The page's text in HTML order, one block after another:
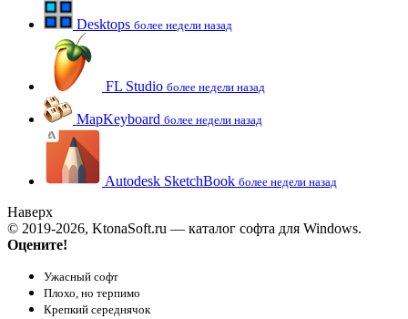
Desktops более недели назад
FL Studio более недели назад
MapKeyboard более недели назад
Autodesk SketchBook более недели назад
Наверх
© 2019-2026, KtonaSoft.ru — каталог софта для Windows.
Оцените!
Ужасный софт
Плохо, но терпимо
Крепкий середнячок